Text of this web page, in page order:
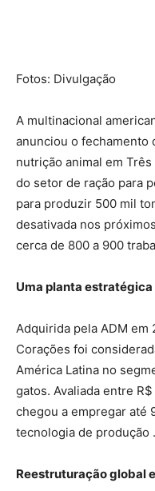
Fotos: Divulgação
A multinacional
anunciou o fechamento
nutrição animal em
do setor de ração para
para produzir 500 mil
desativada nos
cerca de 800 a 900
Uma planta
Adquirida pela ADM em
Corações foi
América Latina no
gatos. Avaliada entre
chegou a empregar até
tecnologia de produção .
Reestruturação global